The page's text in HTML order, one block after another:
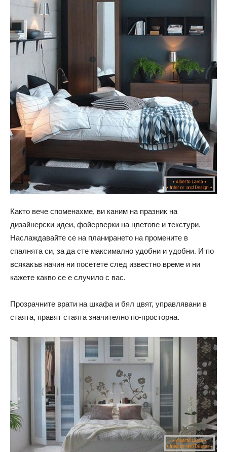
Както вече споменахме, ви каним на празник на
дизайнерски идеи, фойерверки на цветове и текстури.
Наслаждавайте се на планирането на промените в
спалнята си, за да сте максимално удобни и удобни. И по
всякакъв начин ни посетете след известно време и ни
кажете какво се е случило с вас.
Прозрачните врати на шкафа и бял цвят, управлявани в
стаята, правят стаята значително по-просторна.